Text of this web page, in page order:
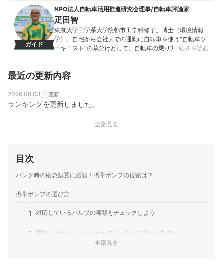
ガイド
NPO法人自転車活用推進研究会理事/自転車評論家
疋田智
東京大学工学系大学院都市工学科修了。博士（環境情報
学）。自宅から会社までの通勤に自転車を使う“自転車ツ
ーキニスト”の草分けとして、自転車の乗り方、楽しみ
（東京書籍）『自転車生活の愉しみ』（朝日新聞出版）
数。メールマガジン「疋田智の週刊自転車ツーキニス
ト」は、2006年のメルマガ・オブ・ザ・イヤー総合大賞
疋田智のプロフィール
…続きを読む
最近の更新内容
2026.08.03 更新
ランキングを更新しました。
全部見る
目次
パンク時の応急処置に必須！携帯ポンプの役割は？
携帯ポンプの選び方
1 対応しているバルブの種類をチェックしよう
2 重視するポイントに合わせて3つのタイプから選ぼう
全部見る